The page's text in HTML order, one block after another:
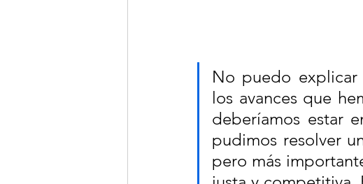
No puedo explicar
los avances que
deberíamos estar
pudimos resolver
pero más